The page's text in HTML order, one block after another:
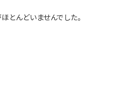
とんどいませんでした。